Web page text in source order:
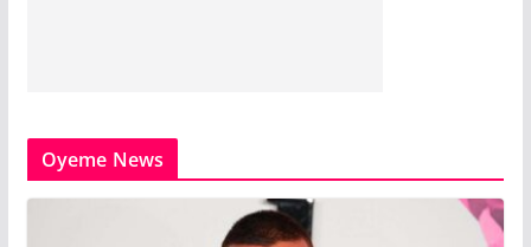
Oyeme News